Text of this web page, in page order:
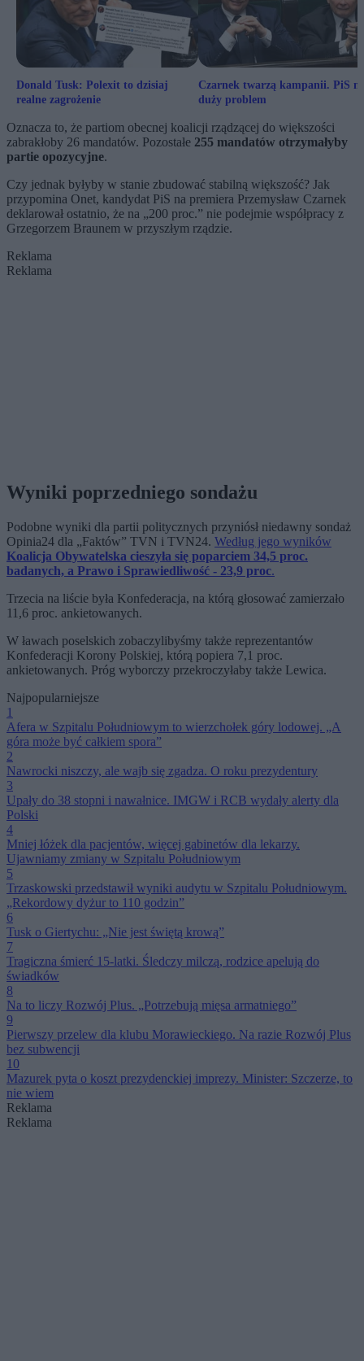
Donald Tusk: Polexit to dzisiaj
realne zagrożenie
Czarnek twarzą kampanii. PiS
duży problem
Oznacza to, że partiom obecnej koalicji rządzącej do większości
zabrakłoby 26 mandatów. Pozostałe 255 mandatów otrzymałyby
partie opozycyjne.
Czy jednak byłyby w stanie zbudować stabilną większość? Jak
przypomina Onet, kandydat PiS na premiera Przemysław Czarnek
deklarował ostatnio, że na „200 proc.” nie podejmie współpracy z
Grzegorzem Braunem w przyszłym rządzie.
Reklama
Reklama
Wyniki poprzedniego sondażu
Podobne wyniki dla partii politycznych przyniósł niedawny sondaż
Opinia24 dla „Faktów” TVN i TVN24. Według jego wyników
Koalicja Obywatelska cieszyła się poparciem 34,5 proc.
badanych, a Prawo i Sprawiedliwość - 23,9 proc.
Trzecia na liście była Konfederacja, na którą głosować zamierzało
11,6 proc. ankietowanych.
W ławach poselskich zobaczylibyśmy także reprezentantów
Konfederacji Korony Polskiej, którą popiera 7,1 proc.
ankietowanych. Próg wyborczy przekroczyłaby także Lewica.
Najpopularniejsze
1
Afera w Szpitalu Południowym to wierzchołek góry lodowej. „A
góra może być całkiem spora”
2
Nawrocki niszczy, ale wajb się zgadza. O roku prezydentury
3
Upały do 38 stopni i nawałnice. IMGW i RCB wydały alerty dla
Polski
4
Mniej łóżek dla pacjentów, więcej gabinetów dla lekarzy.
Ujawniamy zmiany w Szpitalu Południowym
5
Trzaskowski przedstawił wyniki audytu w Szpitalu Południowym.
„Rekordowy dyżur to 110 godzin”
6
Tusk o Giertychu: „Nie jest świętą krową”
7
Tragiczna śmierć 15-latki. Śledczy milczą, rodzice apelują do
świadków
8
Na to liczy Rozwój Plus. „Potrzebują mięsa armatniego”
9
Pierwszy przelew dla klubu Morawieckiego. Na razie Rozwój Plus
bez subwencji
10
Mazurek pyta o koszt prezydenckiej imprezy. Minister: Szczerze, to
nie wiem
Reklama
Reklama